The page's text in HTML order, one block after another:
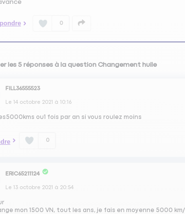
0
les 5 réponses à la question Changement huile
FILL36555523
Le 14 octobre 2021 à 10:16
ou1 fois par an si vous roulez moins
0
ERIC65211124
Le 13 octobre 2021 à 20:54
mon 1500 VN, tout les ans, je fais en moyenne 5000